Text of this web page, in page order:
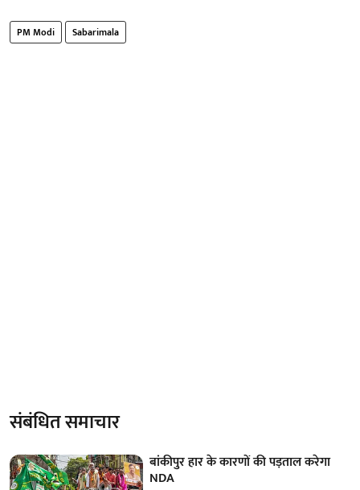
PM Modi Sabarimala
संबंधित समाचार
बांकीपुर हार के कारणों की पड़ताल करेगा
NDA